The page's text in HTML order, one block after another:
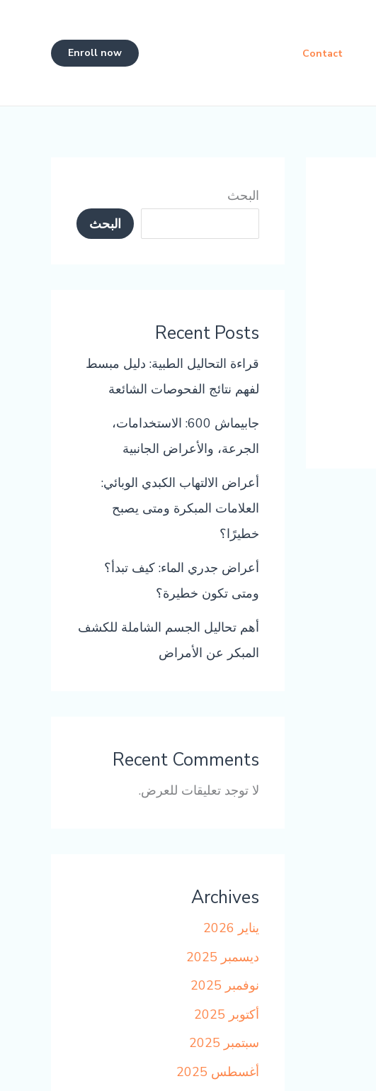
Contact
Enroll now
البحث
البحث
Recent Posts
قراءة التحاليل الطبية: دليل مبسط
لفهم نتائج الفحوصات الشائعة
جابيماش 600: الاستخدامات،
الجرعة، والأعراض الجانبية
أعراض الالتهاب الكبدي الوبائي:
العلامات المبكرة ومتى يصبح
خطيرًا؟
أعراض جدري الماء: كيف تبدأ؟
ومتى تكون خطيرة؟
أهم تحاليل الجسم الشاملة للكشف
المبكر عن الأمراض
Recent Comments
لا توجد تعليقات للعرض.
Archives
يناير 2026
ديسمبر 2025
نوفمبر 2025
أكتوبر 2025
سبتمبر 2025
أغسطس 2025